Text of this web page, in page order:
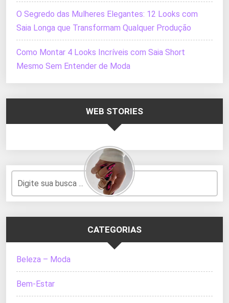
O Segredo das Mulheres Elegantes: 12 Looks com
Saia Longa que Transformam Qualquer Produção
Como Montar 4 Looks Incríveis com Saia Short
Mesmo Sem Entender de Moda
WEB STORIES
CATEGORIAS
Beleza – Moda
Bem-Estar